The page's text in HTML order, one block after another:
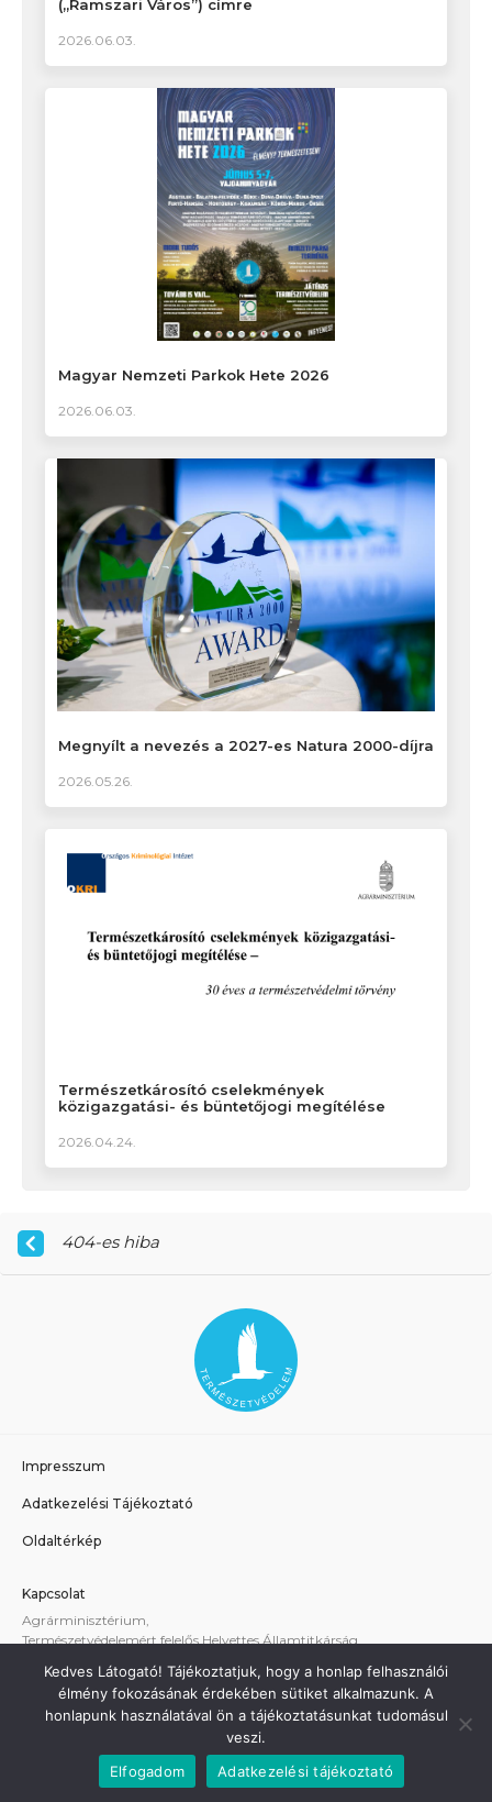
(„Ramszari Város”) címre
2026.06.03.
Magyar Nemzeti Parkok Hete 2026
2026.06.03.
Megnyílt a nevezés a 2027-es Natura 2000-díjra
2026.05.26.
Természetkárosító cselekmények
közigazgatási- és büntetőjogi megítélése
2026.04.24.
404-es hiba
Impresszum
Adatkezelési Tájékoztató
Oldaltérkép
Kapcsolat
Agrárminisztérium,
Természetvédelemért felelős Helyettes Államtitkárság
A weboldallal kapcsolatos technikai támogatás:
termeszetvedelem@am.gov.hu
Minden jog fenntartva - Agrárminisztérium 2021.
Kedves Látogató! Tájékoztatjuk, hogy a honlap felhasználói
élmény fokozásának érdekében sütiket alkalmazunk. A
honlapunk használatával ön a tájékoztatásunkat tudomásul
veszi.
Elfogadom
Adatkezelési tájékoztató